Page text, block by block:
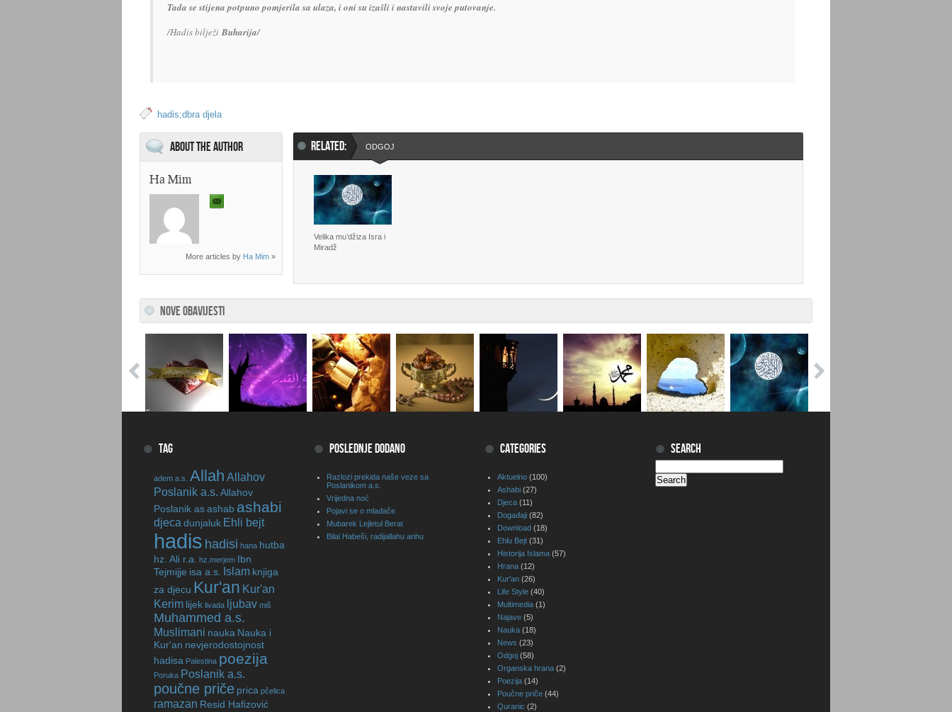
Tada se stijena potpuno pomjerila sa ulaza, i oni su izašli i nastavili svoje putovanje.
/Hadis bilježi Buharija/
hadis;dbra djela
About the Author
Ha Mim
More articles by Ha Mim »
RELATED: ODGOJ
Velika mu’džiza Isra i
Miradž
NOVE OBAVIJESTI
TAG
adem a.s. Allah Allahov
Poslanik a.s. Allahov
Poslanik asashab ashabi
djeca dunjaluk Ehli bejt
hadis hadisi hana hutba
hz. Ali r.a.
hz.merjem Ibn
Tejmijje isa a.s. Islam knjiga
za djecu Kur'an Kur'an
Kerim lijek livada ljubav miš
Muhammed a.s.
Muslimani nauka Nauka i
Kur'an nevjerodostojnost
hadisa Palestina poezija
Poruka Poslanik a.s.
poučne priče prica pčelica
ramazan Resid Hafizović
POSLEDNJE DODANO
Razlozi prekida naše veze sa
Poslanikom a.s.
Vrijedna noć
Pojavi se o mlađače
Mubarek Lejletul Berat
Bilal Habeši, radijallahu anhu
CATEGORIES
Aktuelno (100)
Ashabi (27)
Djeca (11)
Događaji (82)
Download (18)
Ehlu Bejt (31)
Historija Islama (57)
Hrana (12)
Kur'an (26)
Life Style (40)
Multimedia (1)
Najave (5)
Nauka (18)
News (23)
Odgoj (58)
Organska hrana (2)
Poezija (14)
Poučne priče (44)
Quranic (2)
SEARCH